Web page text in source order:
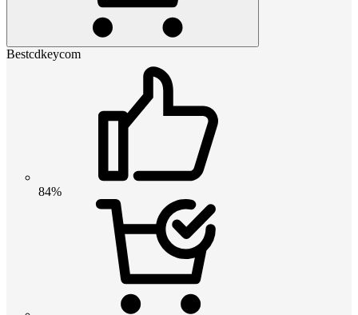
Bestcdkeycom
84%